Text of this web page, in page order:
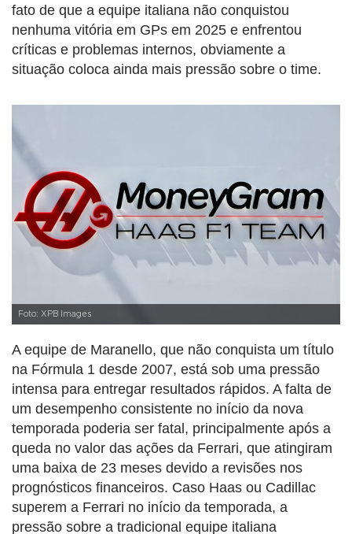
fato de que a equipe italiana não conquistou
nenhuma vitória em GPs em 2025 e enfrentou
críticas e problemas internos, obviamente a
situação coloca ainda mais pressão sobre o time.
Foto: XPB Images
A equipe de Maranello, que não conquista um título
na Fórmula 1 desde 2007, está sob uma pressão
intensa para entregar resultados rápidos. A falta de
um desempenho consistente no início da nova
temporada poderia ser fatal, principalmente após a
queda no valor das ações da Ferrari, que atingiram
uma baixa de 23 meses devido a revisões nos
prognósticos financeiros. Caso Haas ou Cadillac
superem a Ferrari no início da temporada, a
pressão sobre a tradicional equipe italiana